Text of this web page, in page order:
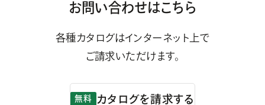
お問い合わせはこちら
各種カタログはインターネット上で
ご請求いただけます。
無料 カタログを請求する